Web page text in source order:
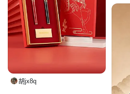
胡jx8q